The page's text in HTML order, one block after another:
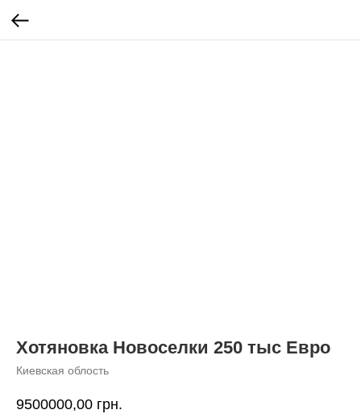
Хотяновка Новоселки 250 тыс Евро
Киевская облость
9500000,00 грн.